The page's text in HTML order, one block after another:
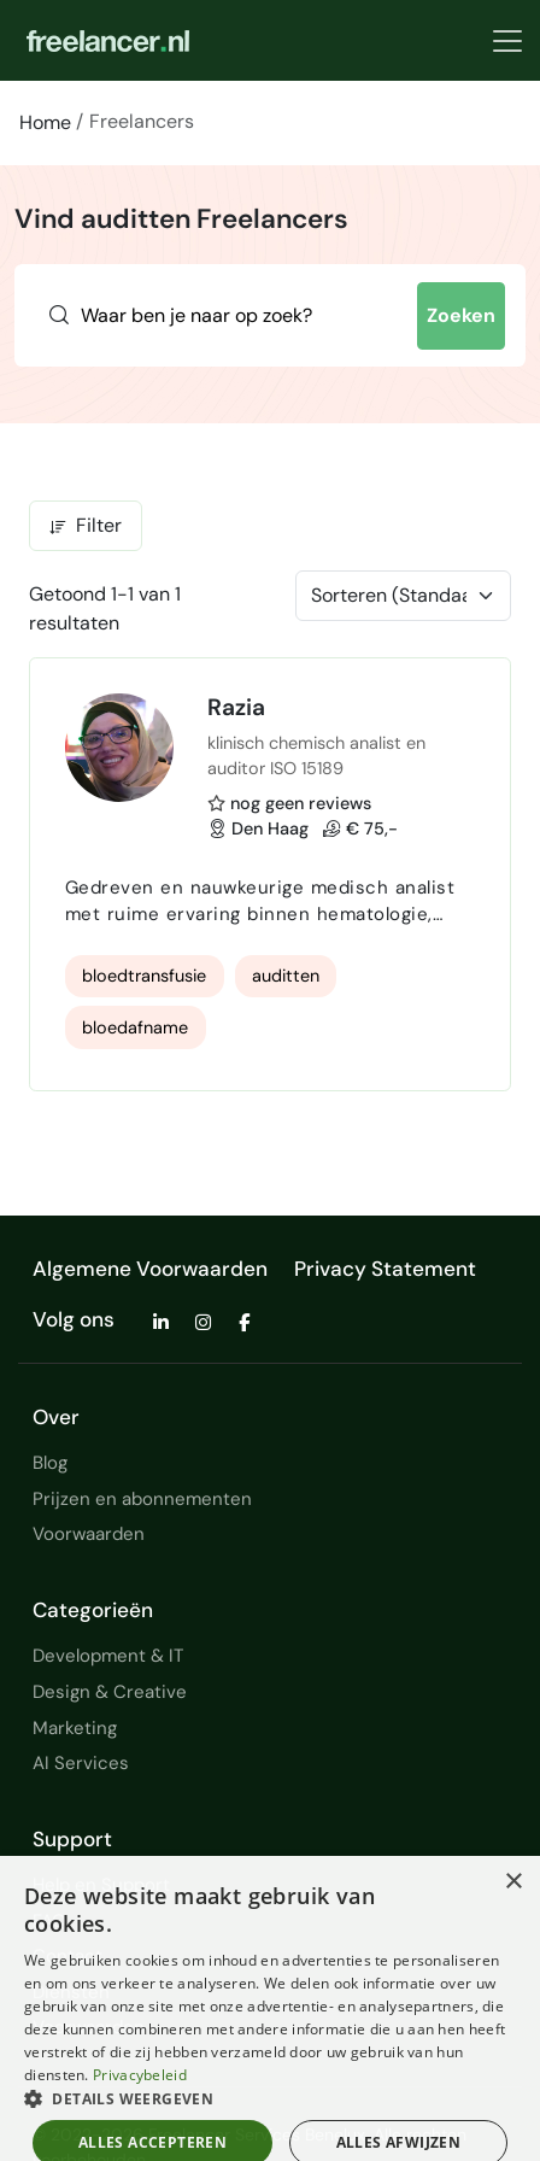
Home Freelancers
Vind auditten Freelancers
Zoeken
Filter
Getoond 1-1 van 1
resultaten
Razia
klinisch chemisch analist en
auditor ISO 15189
nog geen reviews
Den Haag
€ 75,-
Gedreven en nauwkeurige medisch analist
met ruime ervaring binnen hematologie,
kwaliteitsbeheer. Sterk in zowel zelfstandig
multidisciplinaire teams. Beschikt over
flexibele werkhouding. Ervaren in
bloedtransfusie auditten
bloedafname
Algemene Voorwaarden
Privacy Statement
Volg ons
Over
Blog
Prijzen en abonnementen
Voorwaarden
Categorieën
Development & IT
Design & Creative
Marketing
AI Services
Support
Help en Support
FAQ
Contact
Diensten
Voorwaarden
© 2022-2026 Freelancer Services Benelux. Alle rechten
×
Deze website maakt gebruik van
cookies.
We gebruiken cookies om inhoud en advertenties te personaliseren
en om ons verkeer te analyseren. We delen ook informatie over uw
gebruik van onze site met onze advertentie- en analysepartners, die
deze kunnen combineren met andere informatie die u aan hen heeft
verstrekt of die zij hebben verzameld door uw gebruik van hun
diensten. Privacybeleid
DETAILS WEERGEVEN
ALLES ACCEPTEREN ALLES AFWIJZEN